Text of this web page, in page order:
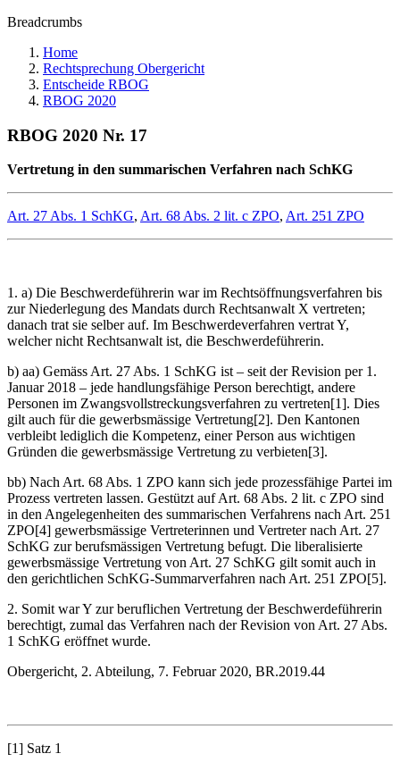
Breadcrumbs
Home
Rechtsprechung Obergericht
Entscheide RBOG
RBOG 2020
RBOG 2020 Nr. 17
Vertretung in den summarischen Verfahren nach SchKG
Art. 27 Abs. 1 SchKG, Art. 68 Abs. 2 lit. c ZPO, Art. 251 ZPO
1. a) Die Beschwerdeführerin war im Rechtsöffnungsverfahren bis
zur Niederlegung des Mandats durch Rechtsanwalt X vertreten;
danach trat sie selber auf. Im Beschwerdeverfahren vertrat Y,
welcher nicht Rechtsanwalt ist, die Beschwerdeführerin.
b) aa) Gemäss Art. 27 Abs. 1 SchKG ist – seit der Revision per 1.
Januar 2018 – jede handlungsfähige Person berechtigt, andere
Personen im Zwangsvollstreckungsverfahren zu vertreten[1]. Dies
gilt auch für die gewerbsmässige Vertretung[2]. Den Kantonen
verbleibt lediglich die Kompetenz, einer Person aus wichtigen
Gründen die gewerbsmässige Vertretung zu verbieten[3].
bb) Nach Art. 68 Abs. 1 ZPO kann sich jede prozessfähige Partei im
Prozess vertreten lassen. Gestützt auf Art. 68 Abs. 2 lit. c ZPO sind
in den Angelegenheiten des summarischen Verfahrens nach Art. 251
ZPO[4] gewerbsmässige Vertreterinnen und Vertreter nach Art. 27
SchKG zur berufsmässigen Vertretung befugt. Die liberalisierte
gewerbsmässige Vertretung von Art. 27 SchKG gilt somit auch in
den gerichtlichen SchKG-Summarverfahren nach Art. 251 ZPO[5].
2. Somit war Y zur beruflichen Vertretung der Beschwerdeführerin
berechtigt, zumal das Verfahren nach der Revision von Art. 27 Abs.
1 SchKG eröffnet wurde.
Obergericht, 2. Abteilung, 7. Februar 2020, BR.2019.44
[1] Satz 1